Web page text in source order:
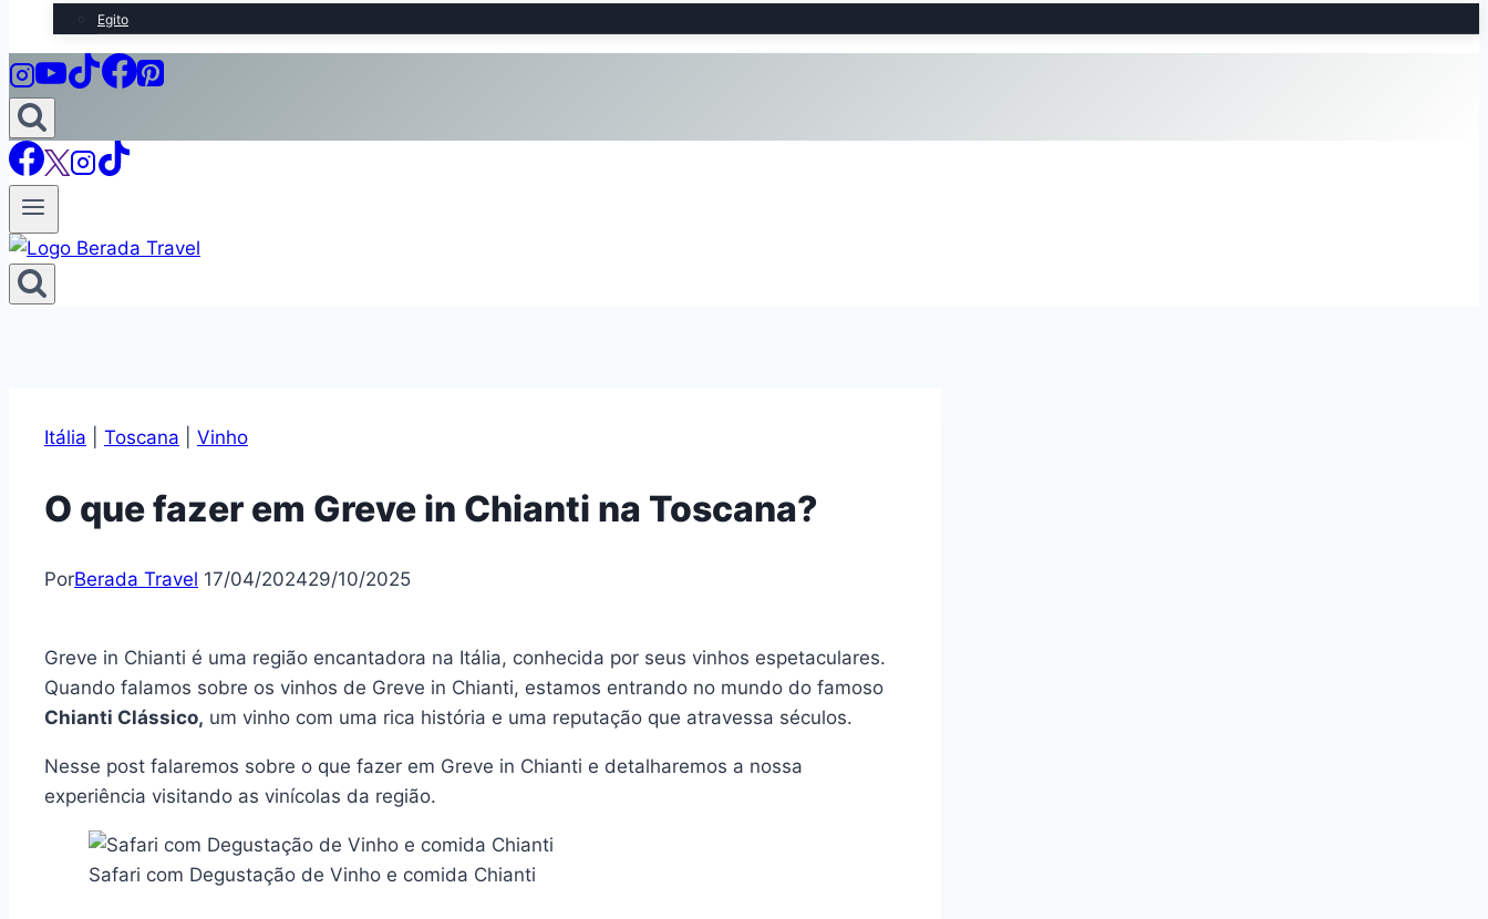
Egito
Itália Toscana Vinho
O que fazer em Greve in Chianti na Toscana?
PorBerada Travel 17/04/202429/10/2025
Greve in Chianti é uma região encantadora na Itália, conhecida por seus vinhos espetaculares.
Quando falamos sobre os vinhos de Greve in Chianti, estamos entrando no mundo do famoso
Chianti Clássico, um vinho com uma rica história e uma reputação que atravessa séculos.
Nesse post falaremos sobre o que fazer em Greve in Chianti e detalharemos a nossa
experiência visitando as vinícolas da região.
Safari com Degustação de Vinho e comida Chianti